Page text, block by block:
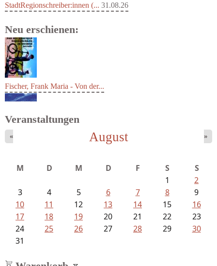
StadtRegionschreiber:innen (... 31.08.26
Neu erschienen:
Fischer, Frank Maria - Von der...
Veranstaltungen
August
« »
M D M D F S
S
1
2
3
4 5 6 7 8
9
10
11 12 13 14 15
16
17
18 19 20 21 22
23
24
25 26 27 28 29
30
31